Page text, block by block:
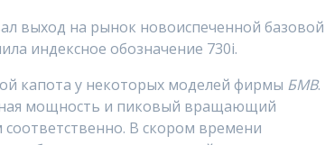
выход на рынок новоиспеченной базовой
индексное обозначение 730i.
капота у некоторых моделей фирмы БМВ.
мощность и пиковый вращающий
соответственно. В скором времени